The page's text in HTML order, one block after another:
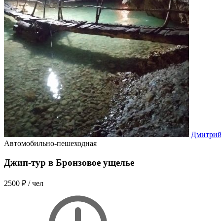
Автомобильно-пешеходная
Джип-тур в Бронзовое ущелье
2500 ₽ / чел